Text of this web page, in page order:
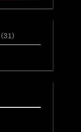
(31)